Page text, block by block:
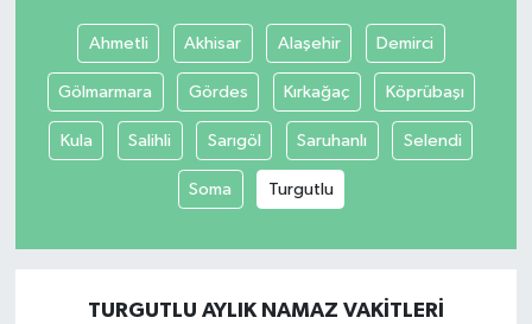
Ahmetli Akhisar Alaşehir Demirci
Gölmarmara Gördes Kırkağaç Köprübaşı
Kula Salihli Sarıgöl Saruhanlı Selendi
Soma Turgutlu
TURGUTLU AYLIK NAMAZ VAKITLERI
İvrindi
KENT GÜNDEMİ